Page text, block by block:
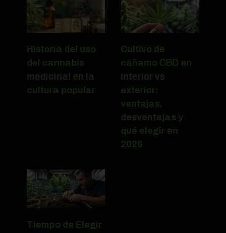
Historia del uso
del cannabis
medicinal en la
cultura popular
Cultivo de
cáñamo CBD en
interior vs
exterior:
ventajas,
desventajas y
qué elegir en
2026
Tiempo de Elegir